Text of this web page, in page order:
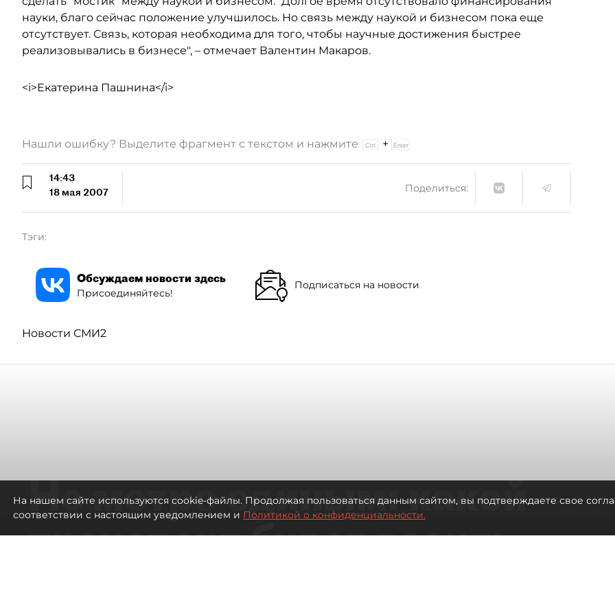
науки, благо сейчас положение улучшилось. Но связь между наукой и бизнесом пока еще
отсутствует. Связь, которая необходима для того, чтобы научные достижения быстрее
реализовывались в бизнесе", – отмечает Валентин Макаров.
<i>Екатерина Пашнина</i>
Нашли ошибку? Выделите фрагмент с текстом и нажмите +
14:43
18 мая 2007
Поделиться:
Тэги:
Обсуждаем новости здесь
Присоединяйтесь!
Подписаться на новости
Новости СМИ2
Не метро единым: какой
транспорт будет возить
На нашем сайте используются cookie-файлы. Продолжая пользоваться данным сайтом, вы подтверждаете свое
соответствии с настоящим уведомлением и Политикой о конфиденциальности.